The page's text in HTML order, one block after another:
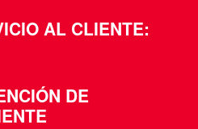
AL CLIENTE:
DE